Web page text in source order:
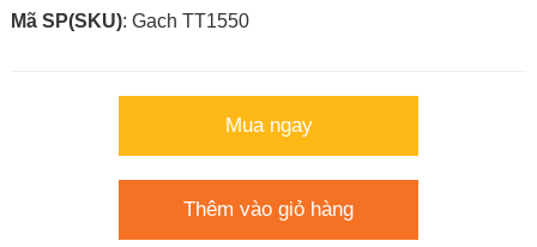
Mã SP(SKU): Gach TT1550
Mua ngay
Thêm vào giỏ hàng